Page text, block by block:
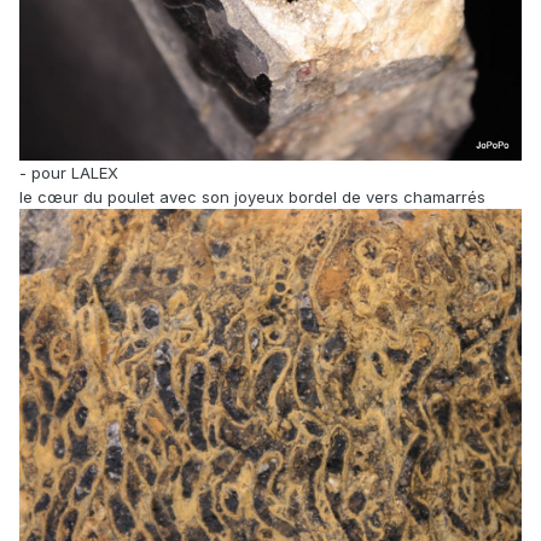
- pour LALEX
le cœur du poulet avec son joyeux bordel de vers chamarrés